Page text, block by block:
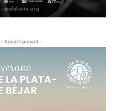
- Advertisement -